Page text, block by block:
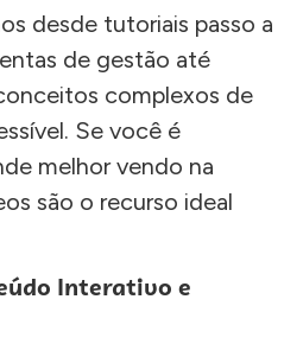
desde tutoriais passo a
de gestão até
complexos de
Se você é
melhor vendo na
são o recurso ideal
Interativo e